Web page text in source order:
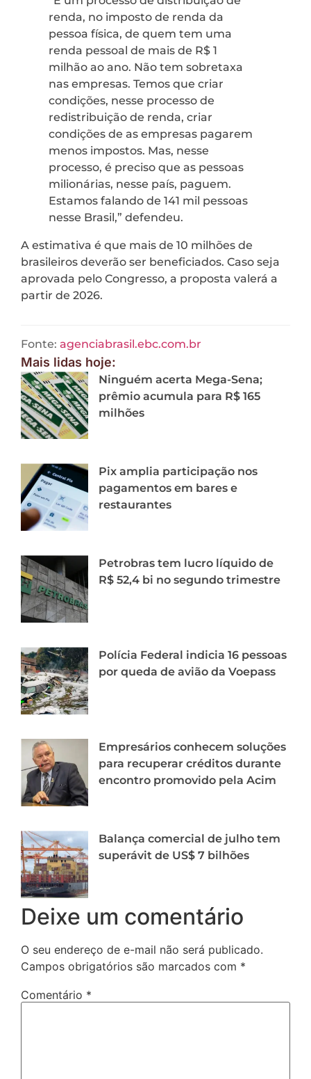
renda, no imposto de renda da
pessoa física, de quem tem uma
renda pessoal de mais de R$ 1
milhão ao ano. Não tem sobretaxa
nas empresas. Temos que criar
condições, nesse processo de
redistribuição de renda, criar
condições de as empresas pagarem
menos impostos. Mas, nesse
processo, é preciso que as pessoas
milionárias, nesse país, paguem.
Estamos falando de 141 mil pessoas
nesse Brasil,” defendeu.
A estimativa é que mais de 10 milhões de
brasileiros deverão ser beneficiados. Caso seja
aprovada pelo Congresso, a proposta valerá a
partir de 2026.
Fonte: agenciabrasil.ebc.com.br
Mais lidas hoje:
Ninguém acerta Mega-Sena;
prêmio acumula para R$ 165
milhões
Pix amplia participação nos
pagamentos em bares e
restaurantes
Petrobras tem lucro líquido de
R$ 52,4 bi no segundo trimestre
Polícia Federal indicia 16 pessoas
por queda de avião da Voepass
Empresários conhecem soluções
para recuperar créditos durante
encontro promovido pela Acim
Balança comercial de julho tem
superávit de US$ 7 bilhões
Deixe um comentário
O seu endereço de e-mail não será publicado.
Campos obrigatórios são marcados com *
Comentário *